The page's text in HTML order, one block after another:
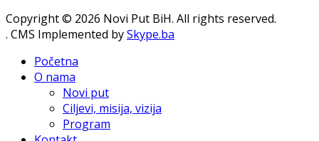
Copyright © 2026 Novi Put BiH. All rights reserved.
. CMS Implemented bySkype.ba
Početna
O nama
Novi put
Ciljevi, misija, vizija
Program